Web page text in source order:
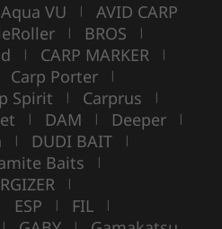
Aqua VU | AVID CARP
| BROS |
| CARP MARKER |
Carp Porter |
Spirit | Carprus |
| DAM | Deeper |
| DUDI BAIT |
Baits |
|
ESP | FIL |